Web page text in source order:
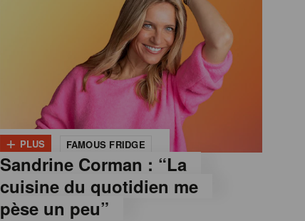
+ PLUS FAMOUS FRIDGE
Sandrine Corman : “La
cuisine du quotidien me
pèse un peu”